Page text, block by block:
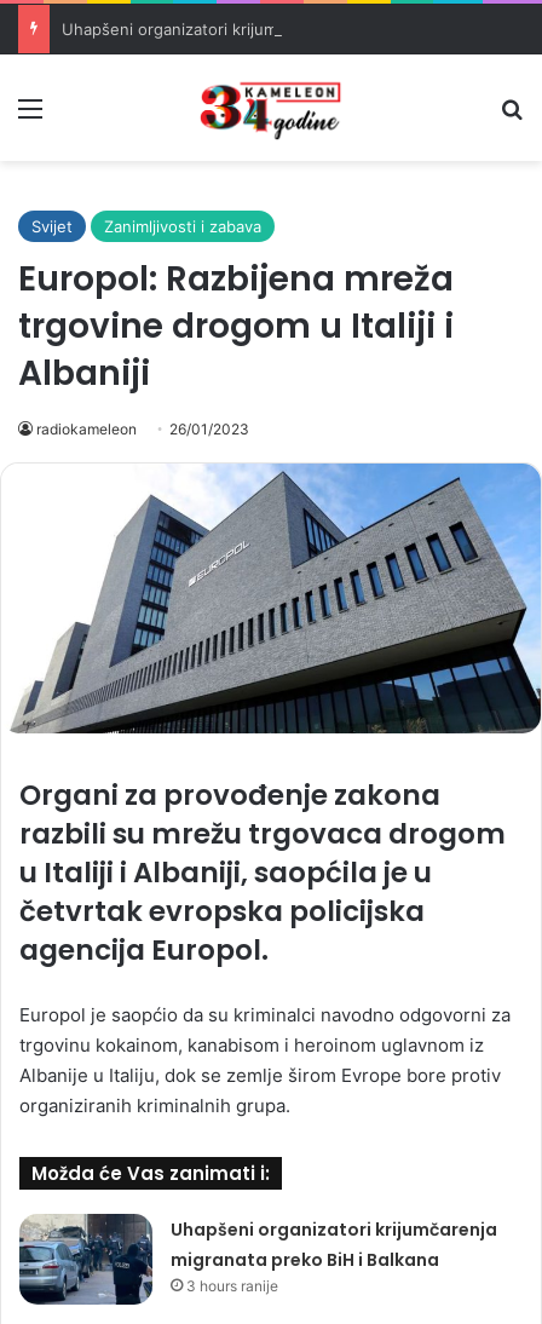
Svijet Zanimljivosti i zabava
Europol: Razbijena mreža
trgovine drogom u Italiji i
Albaniji
radiokameleon 26/01/2023
Organi za provođenje zakona
razbili su mrežu trgovaca drogom
u Italiji i Albaniji, saopćila je u
četvrtak evropska policijska
agencija Europol.
Europol je saopćio da su kriminalci navodno odgovorni za
trgovinu kokainom, kanabisom i heroinom uglavnom iz
Albanije u Italiju, dok se zemlje širom Evrope bore protiv
organiziranih kriminalnih grupa.
Možda će Vas zanimati i:
Uhapšeni organizatori krijumčarenja
migranata preko BiH i Balkana
3 hours ranije